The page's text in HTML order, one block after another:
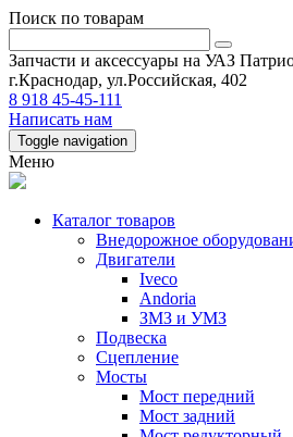
Поиск по товарам
Запчасти и аксессуары на УАЗ
г.Краснодар, ул.Российская, 402
8 918 45-45-111
Написать нам
Toggle navigation
Меню
Каталог товаров
Внедорожное
Двигатели
Iveco
Andoria
ЗМЗ и УМЗ
Подвеска
Сцепление
Мосты
Мост передний
Мост задний